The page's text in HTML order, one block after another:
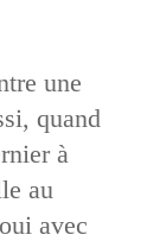
une
quand
à
au
avec